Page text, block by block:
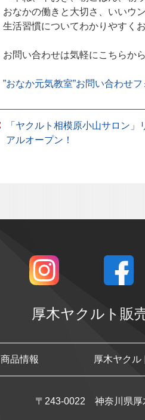
おなかの働きと大切さ、いいウ
生活習慣についてわかりやすく
お問い合わせは気軽にこちらか
”おなか元気教室”お問い合わせフ
「ヤクルト相模原小山サロン」
アルオープン！
厚木ヤクルト販
商品情報 厚木ヤクル
〒243-0022 神奈川県厚